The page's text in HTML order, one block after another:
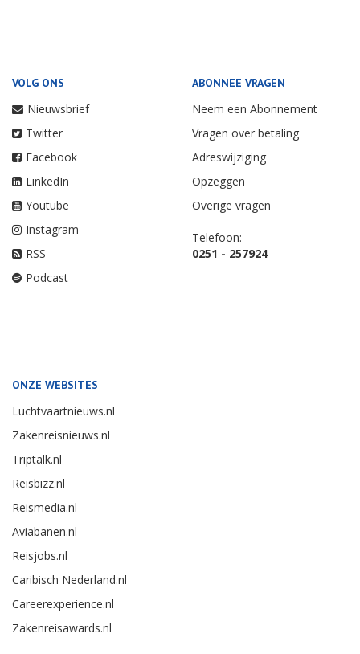
VOLG ONS
Nieuwsbrief
Twitter
Facebook
LinkedIn
Youtube
Instagram
RSS
Podcast
ABONNEE VRAGEN
Neem een Abonnement
Vragen over betaling
Adreswijziging
Opzeggen
Overige vragen
Telefoon:
0251 - 257924
ONZE WEBSITES
Luchtvaartnieuws.nl
Zakenreisnieuws.nl
Triptalk.nl
Reisbizz.nl
Reismedia.nl
Aviabanen.nl
Reisjobs.nl
Caribisch Nederland.nl
Careerexperience.nl
Zakenreisawards.nl